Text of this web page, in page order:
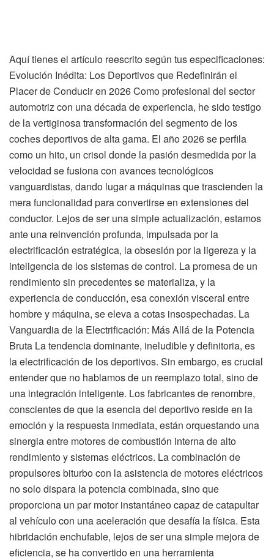
Aquí tienes el artículo reescrito según tus especificaciones:
Evolución Inédita: Los Deportivos que Redefinirán el
Placer de Conducir en 2026 Como profesional del sector
automotriz con una década de experiencia, he sido testigo
de la vertiginosa transformación del segmento de los
coches deportivos de alta gama. El año 2026 se perfila
como un hito, un crisol donde la pasión desmedida por la
velocidad se fusiona con avances tecnológicos
vanguardistas, dando lugar a máquinas que trascienden la
mera funcionalidad para convertirse en extensiones del
conductor. Lejos de ser una simple actualización, estamos
ante una reinvención profunda, impulsada por la
electrificación estratégica, la obsesión por la ligereza y la
inteligencia de los sistemas de control. La promesa de un
rendimiento sin precedentes se materializa, y la
experiencia de conducción, esa conexión visceral entre
hombre y máquina, se eleva a cotas insospechadas. La
Vanguardia de la Electrificación: Más Allá de la Potencia
Bruta La tendencia dominante, ineludible y definitoria, es
la electrificación de los deportivos. Sin embargo, es crucial
entender que no hablamos de un reemplazo total, sino de
una integración inteligente. Los fabricantes de renombre,
conscientes de que la esencia del deportivo reside en la
emoción y la respuesta inmediata, están orquestando una
sinergia entre motores de combustión interna de alto
rendimiento y sistemas eléctricos. La combinación de
propulsores biturbo con la asistencia de motores eléctricos
no solo dispara la potencia combinada, sino que
proporciona un par motor instantáneo capaz de catapultar
al vehículo con una aceleración que desafía la física. Esta
hibridación enchufable, lejos de ser una simple mejora de
eficiencia, se ha convertido en una herramienta